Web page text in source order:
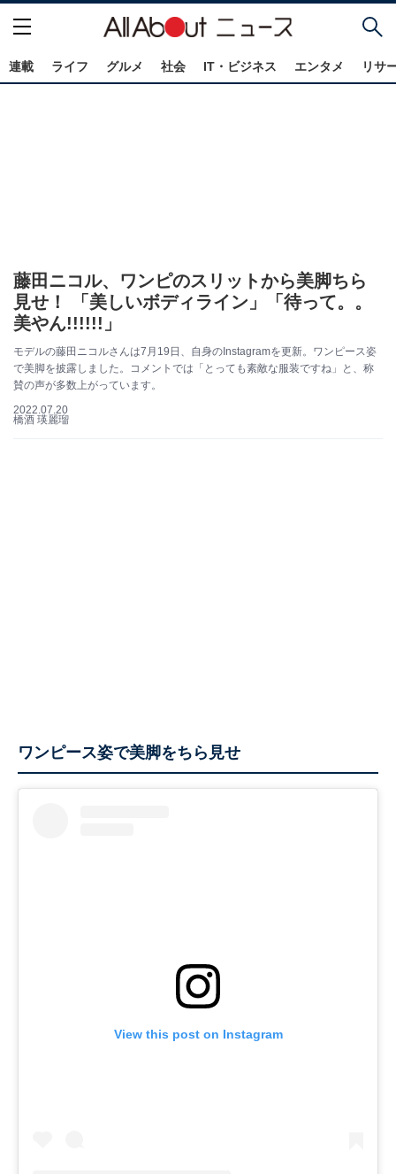
連載 ライフ グルメ 社会 IT・ビジネス エンタメ リサ
藤田ニコル、ワンピのスリットから美脚ちら
見せ！ 「美しいボディライン」「待って。。
美やん!!!!!!」
モデルの藤田ニコルさんは7月19日、自身のInstagramを更新。ワンピース姿
で美脚を披露しました。コメントでは「とっても素敵な服装ですね」と、称
賛の声が多数上がっています。
2022.07.20
橋酒 瑛麗瑠
ワンピース姿で美脚をちら見せ
View this post on Instagram